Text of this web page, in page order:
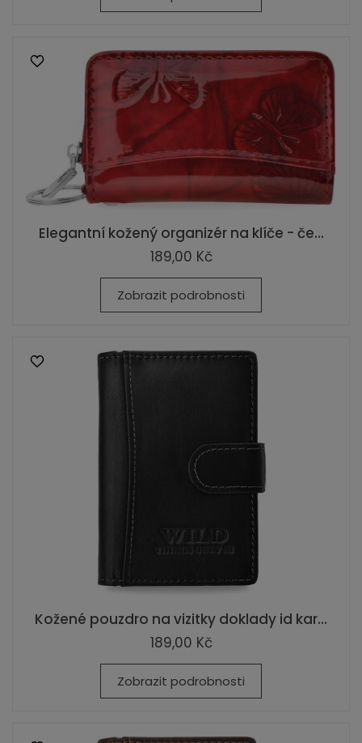
Elegantní kožený organizér na klíče - če...
189,00 Kč
Zobrazit podrobnosti
Kožené pouzdro na vizitky doklady id kar...
189,00 Kč
Zobrazit podrobnosti